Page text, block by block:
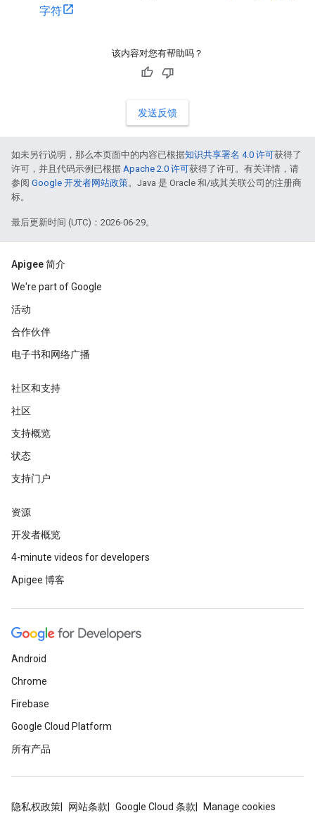
字符
该内容对您有帮助吗？
发送反馈
如未另行说明，那么本页面中的内容已根据知识共享署名 4.0 许可获得了
许可，并且代码示例已根据 Apache 2.0 许可获得了许可。有关详情，请
参阅 Google 开发者网站政策。Java 是 Oracle 和/或其关联公司的注册商
标。
最后更新时间 (UTC)：2026-06-29。
Apigee 简介
We're part of Google
活动
合作伙伴
电子书和网络广播
社区和支持
社区
支持概览
状态
支持门户
资源
开发者概览
4-minute videos for developers
Apigee 博客
Android
Chrome
Firebase
Google Cloud Platform
所有产品
隐私权政策 网站条款 Google Cloud 条款 Manage cookies